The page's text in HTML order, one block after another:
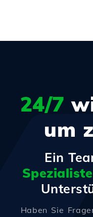
24/7
um
Ein
Haben Sie